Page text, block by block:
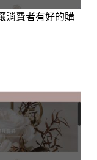
消費者有好的購